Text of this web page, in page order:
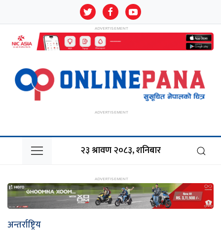
२३ श्रावण २०८३, शनिबार
अन्तर्राष्ट्रिय